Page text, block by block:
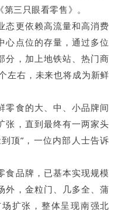
三只眼看零售》。
态更依赖高流量和高消费
心点位的存量，通过多位
分，加上地铁站、热门商
左右，未来也将成为新鲜
零食的大、中、小品牌间
张，直到最终有一两家头
顶”，一位内部人士告诉
食品牌，已基本实现规模
外，金粒门、几多全、蒲
扩张，整体呈现南强北